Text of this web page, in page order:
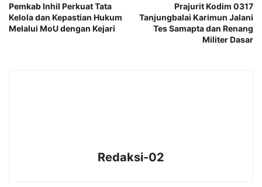
Pemkab Inhil Perkuat Tata
Kelola dan Kepastian Hukum
Melalui MoU dengan Kejari
Prajurit Kodim 0317
Tanjungbalai Karimun Jalani
Tes Samapta dan Renang
Militer Dasar
Redaksi-02